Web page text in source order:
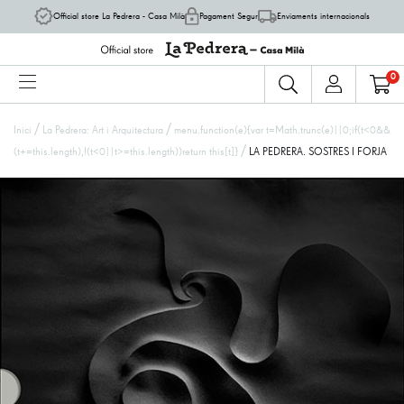
Official store La Pedrera - Casa Milà Pagament Segur Enviaments internacionals
0
Inici / La Pedrera: Art i Arquitectura / menu.function(e){var t=Math.trunc(e)||0;if(t<0&&
(t+=this.length),!(t<0||t>=this.length))return this[t]} / LA PEDRERA. SOSTRES I FORJA